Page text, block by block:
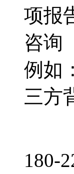
项报
咨询
例如
三方
180-